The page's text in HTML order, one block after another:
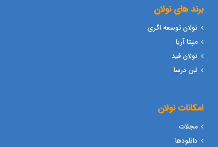
برند های نولان
نولان توسعه اگری
مپتا آریا
نولان فید
لبن درسا
امکانات نولان
مجلات
دانلودها